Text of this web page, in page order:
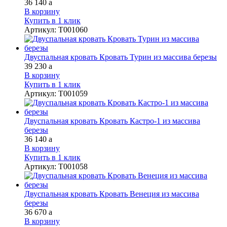
36 140 a
В корзину
Купить в 1 клик
Артикул: Т001060
Двуспальная кровать Кровать Турин из массива березы
39 230 a
В корзину
Купить в 1 клик
Артикул: Т001059
Двуспальная кровать Кровать Кастро-1 из массива
березы
36 140 a
В корзину
Купить в 1 клик
Артикул: Т001058
Двуспальная кровать Кровать Венеция из массива
березы
36 670 a
В корзину